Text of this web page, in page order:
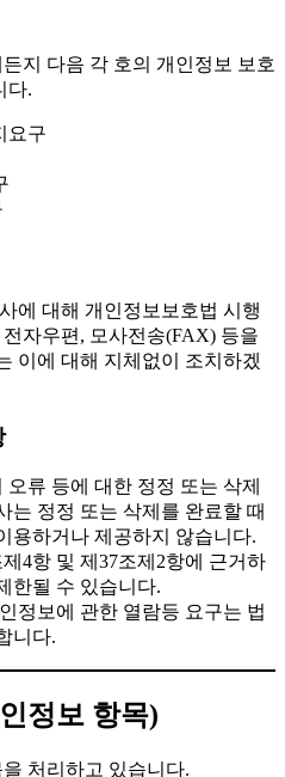
지 다음 각 호의 개인정보 보호
다.
요구
에 대해 개인정보보호법 시행
자우편, 모사전송(FAX) 등을
이에 대해 지체없이 조치하겠
류 등에 대한 정정 또는 삭제
는 정정 또는 삭제를 완료할 때
용하거나 제공하지 않습니다.
4항 및 제37조제2항에 근거하
한될 수 있습니다.
정보에 관한 열람등 요구는 법
니다.
정보 항목)
처리하고 있습니다.